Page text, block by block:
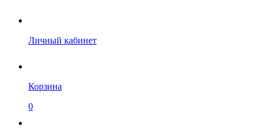
Личный кабинет
Корзина
0